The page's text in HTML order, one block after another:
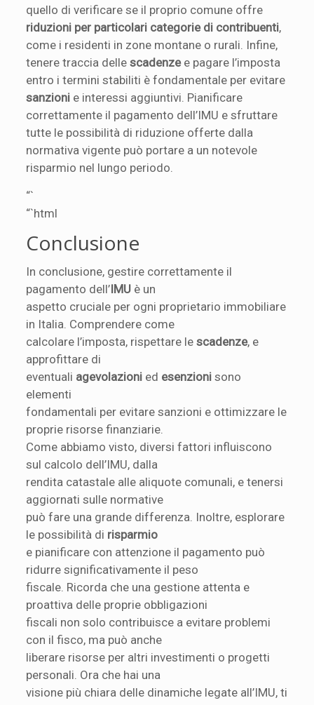
quello di verificare se il proprio comune offre
riduzioni per particolari categorie di contribuenti,
come i residenti in zone montane o rurali. Infine,
tenere traccia dellescadenzee pagare l’imposta
entro i termini stabiliti è fondamentale per evitare
sanzioni e interessi aggiuntivi. Pianificare
correttamente il pagamento dell’IMU e sfruttare
tutte le possibilità di riduzione offerte dalla
normativa vigente può portare a un notevole
risparmio nel lungo periodo.
“`
“`html
Conclusione
In conclusione, gestire correttamente il
pagamento dell’IMU è un
aspetto cruciale per ogni proprietario immobiliare
in Italia. Comprendere come
calcolare l’imposta, rispettare lescadenze, e
approfittare di
eventuali agevolazioni ed esenzioni sono
elementi
fondamentali per evitare sanzioni e ottimizzare le
proprie risorse finanziarie.
Come abbiamo visto, diversi fattori influiscono
sul calcolo dell’IMU, dalla
rendita catastale alle aliquote comunali, e tenersi
aggiornati sulle normative
può fare una grande differenza. Inoltre, esplorare
le possibilità di risparmio
e pianificare con attenzione il pagamento può
ridurre significativamente il peso
fiscale. Ricorda che una gestione attenta e
proattiva delle proprie obbligazioni
fiscali non solo contribuisce a evitare problemi
con il fisco, ma può anche
liberare risorse per altri investimenti o progetti
personali. Ora che hai una
visione più chiara delle dinamiche legate all’IMU, ti